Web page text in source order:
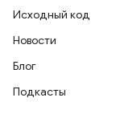
Исходный код
Новости
Блог
Подкасты